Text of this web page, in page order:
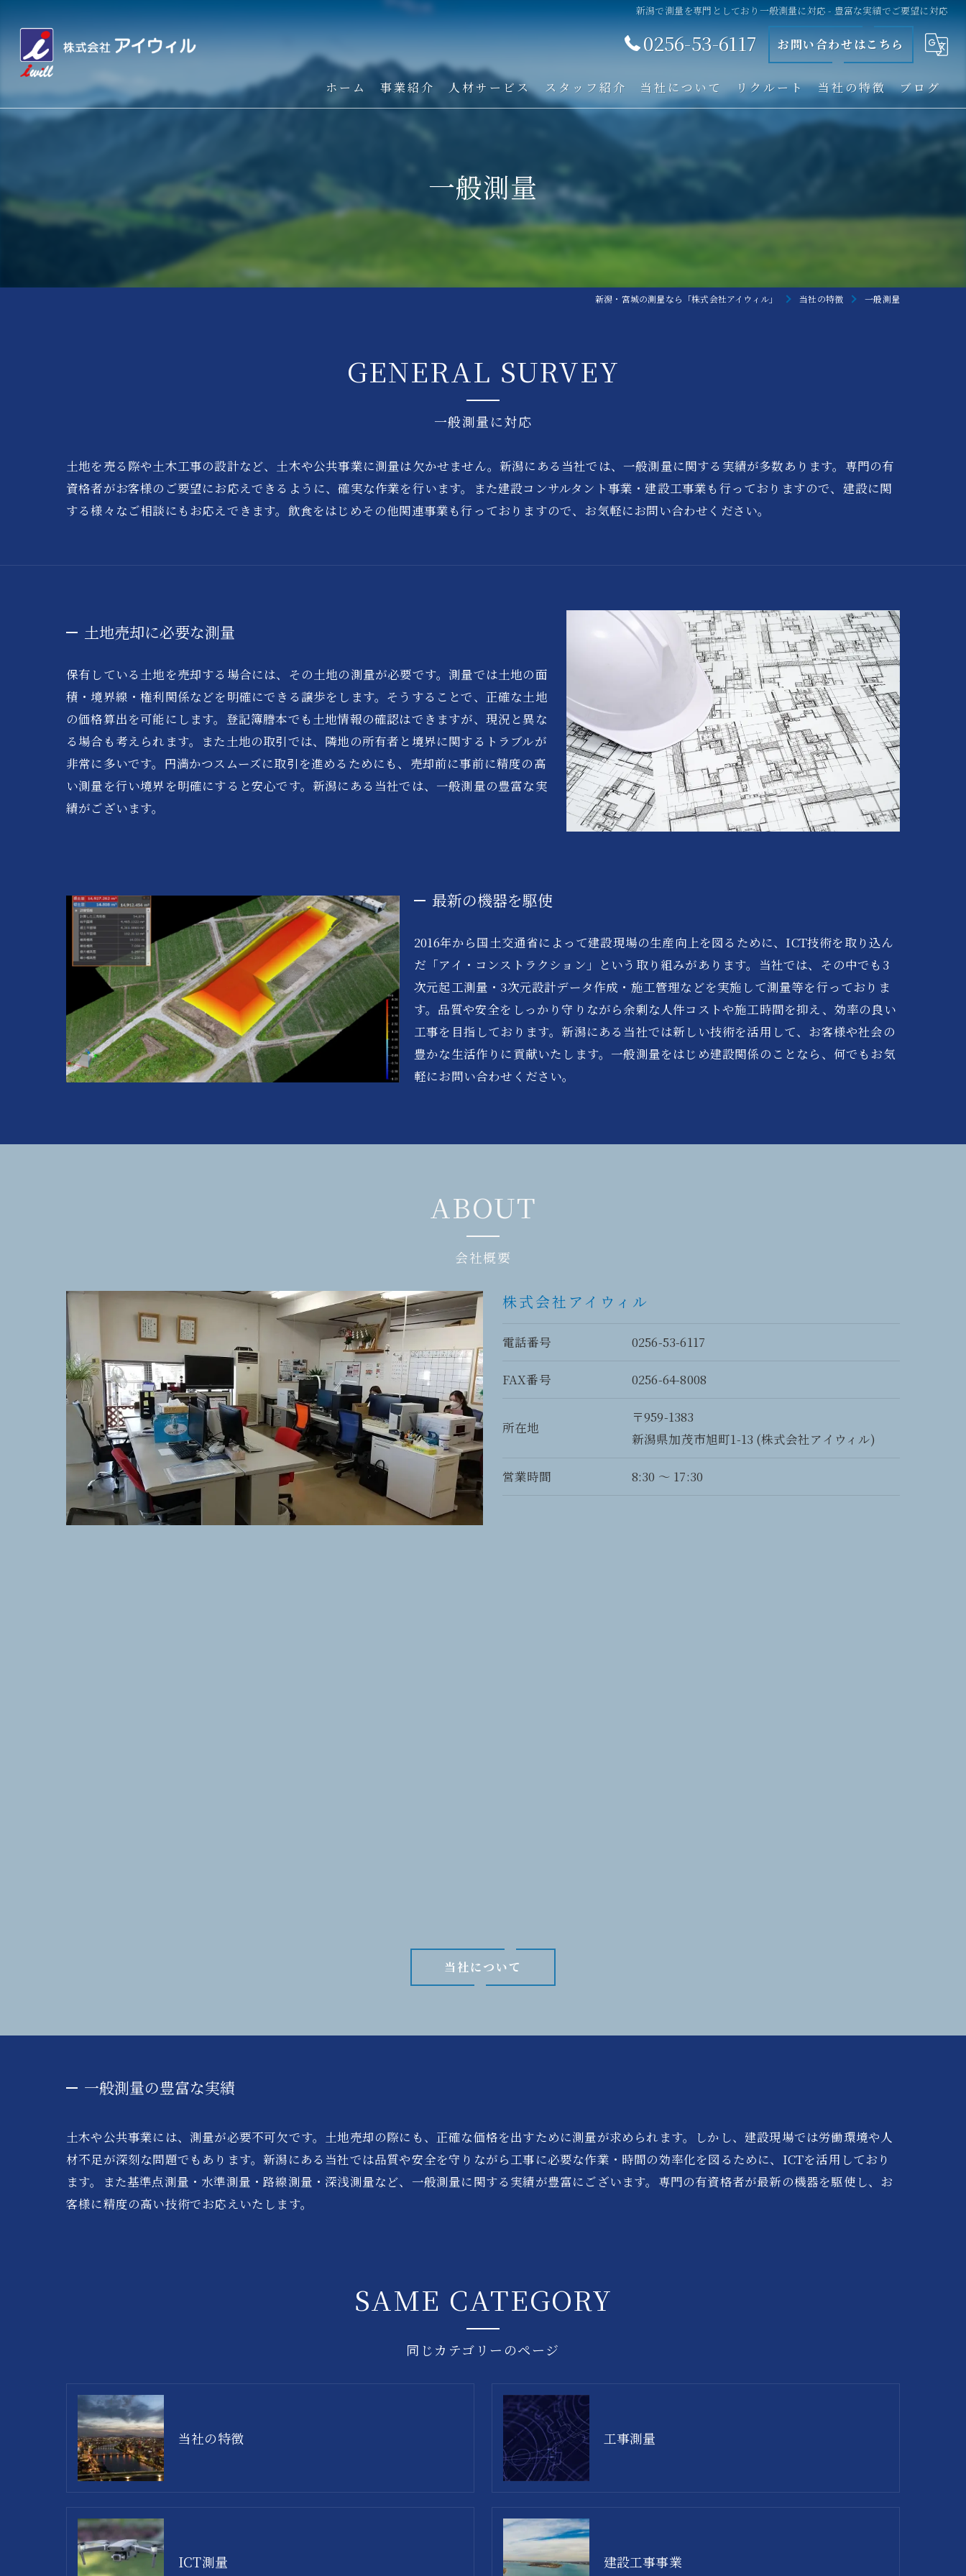
新潟で測量を専門としており一般測量に対応 - 豊富な実績でご要望に対応
0256-53-6117 お問い合わせはこちら
ホーム 事業紹介
技術紹介
ICTについて
人材サービス スタッフ紹介 当社について リクルート 当社の特徴 ブログ
一般測量
新潟・宮城の測量なら「株式会社アイウィル」 当社の特徴 一般測量
一般測量に対応
GENERAL SURVEY
土地を売る際や土木工事の設計など、土木や公共事業に測量は欠かせません。新潟にある当社では、一般測量に関する実績が多数あります。専門の有
資格者がお客様のご要望にお応えできるように、確実な作業を行います。また建設コンサルタント事業・建設工事業も行っておりますので、建設に関
する様々なご相談にもお応えできます。飲食をはじめその他関連事業も行っておりますので、お気軽にお問い合わせください。
土地売却に必要な測量
保有している土地を売却する場合には、その土地の測量が必要です。測量では土地の面
積・境界線・権利関係などを明確にできる譲歩をします。そうすることで、正確な土地
の価格算出を可能にします。登記簿謄本でも土地情報の確認はできますが、現況と異な
る場合も考えられます。また土地の取引では、隣地の所有者と境界に関するトラブルが
非常に多いです。円満かつスムーズに取引を進めるためにも、売却前に事前に精度の高
い測量を行い境界を明確にすると安心です。新潟にある当社では、一般測量の豊富な実
績がございます。
最新の機器を駆使
2016年から国土交通省によって建設現場の生産向上を図るために、ICT技術を取り込ん
だ「アイ・コンストラクション」という取り組みがあります。当社では、その中でも3
次元起工測量・3次元設計データ作成・施工管理などを実施して測量等を行っておりま
す。品質や安全をしっかり守りながら余剰な人件コストや施工時間を抑え、効率の良い
工事を目指しております。新潟にある当社では新しい技術を活用して、お客様や社会の
豊かな生活作りに貢献いたします。一般測量をはじめ建設関係のことなら、何でもお気
軽にお問い合わせください。
会社概要
ABOUT
株式会社アイウィル
電話番号 0256-53-6117
FAX番号 0256-64-8008
所在地
〒959-1383
新潟県加茂市旭町1-13 (株式会社アイウィル)
営業時間 8:30 〜 17:30
当社について
一般測量の豊富な実績
土木や公共事業には、測量が必要不可欠です。土地売却の際にも、正確な価格を出すために測量が求められます。しかし、建設現場では労働環境や人
材不足が深刻な問題でもあります。新潟にある当社では品質や安全を守りながら工事に必要な作業・時間の効率化を図るために、ICTを活用しており
ます。また基準点測量・水準測量・路線測量・深浅測量など、一般測量に関する実績が豊富にございます。専門の有資格者が最新の機器を駆使し、お
客様に精度の高い技術でお応えいたします。
同じカテゴリーのページ
SAME CATEGORY
当社の特徴 工事測量
ICT測量 建設工事事業